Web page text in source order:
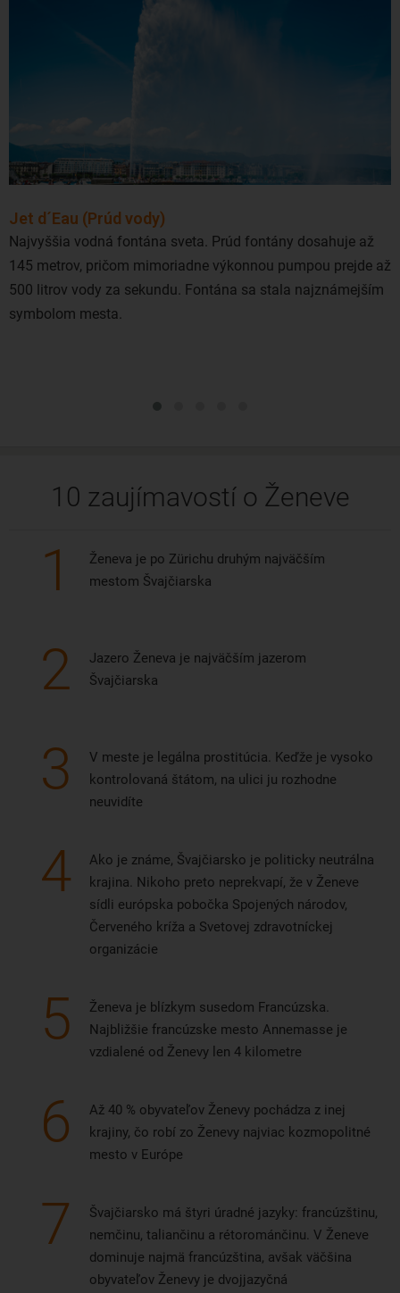
Jet d´Eau (Prúd vody)
Najvyššia vodná fontána sveta. Prúd fontány dosahuje až
145 metrov, pričom mimoriadne výkonnou pumpou prejde až
500 litrov vody za sekundu. Fontána sa stala najznámejším
symbolom mesta.
10 zaujímavostí o Ženeve
1
Ženeva je po Zürichu druhým najväčším
mestom Švajčiarska
2
Jazero Ženeva je najväčším jazerom
Švajčiarska
3
V meste je legálna prostitúcia. Keďže je vysoko
kontrolovaná štátom, na ulici ju rozhodne
neuvidíte
4
Ako je známe, Švajčiarsko je politicky neutrálna
krajina. Nikoho preto neprekvapí, že v Ženeve
sídli európska pobočka Spojených národov,
Červeného kríža a Svetovej zdravotníckej
organizácie
5
Ženeva je blízkym susedom Francúzska.
Najbližšie francúzske mesto Annemasse je
vzdialené od Ženevy len 4 kilometre
6
Až 40 % obyvateľov Ženevy pochádza z inej
krajiny, čo robí zo Ženevy najviac kozmopolitné
mesto v Európe
7
Švajčiarsko má štyri úradné jazyky: francúzštinu,
nemčinu, taliančinu a rétorománčinu. V Ženeve
dominuje najmä francúzština, avšak väčšina
obyvateľov Ženevy je dvojjazyčná